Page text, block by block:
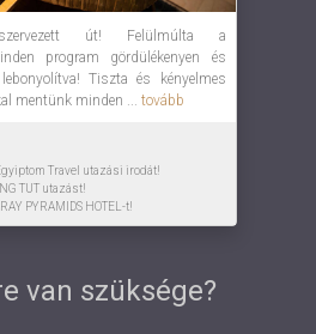
út! Felülmúlta a
program gördülékenyen és
Tiszta és kényelmes
mentünk minden ... tovább
Travel utazási irodát!
TUT utazást!
PYRAMIDS HOTEL-t!
van szüksége?